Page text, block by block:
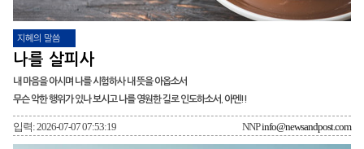
지혜의 말씀
나를 살피사
내 마음을 아시며 나를 시험하사 내 뜻을 아옵소서
무슨 악한 행위가 있나 보시고 나를 영원한 길로 인도하소서. 아멘!!
입력: 2026-07-07 07:53:19 NNPinfo@newsandpost.com